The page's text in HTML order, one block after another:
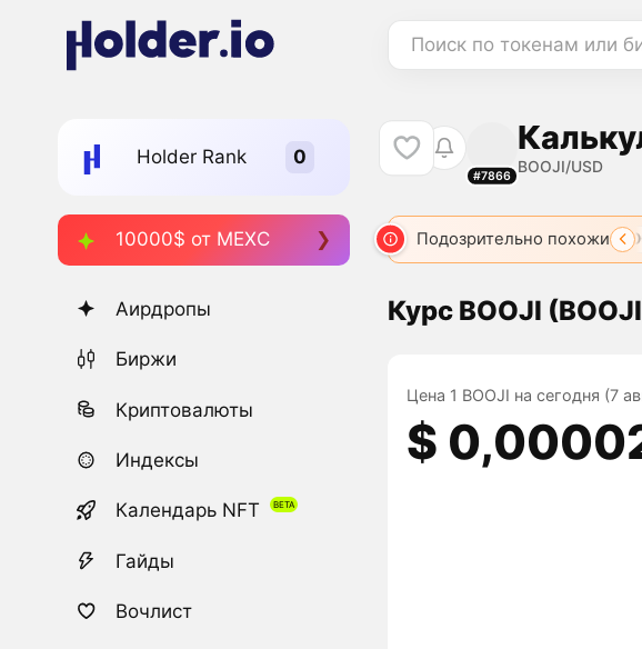
Поиск по токенам или
Holder Rank
10000$ от MEXC
Аирдропы
Биржи
Криптовалюты
Индексы
Календарь NFT
Гайды
Вочлист
#7866
BOOJI/USD
Подозрительно похожи
BOOZE 6738 BOOPI 8163 BOOPA 8698
Курс BOOJI
Цена 1 BOOJI на сегодня (7
$